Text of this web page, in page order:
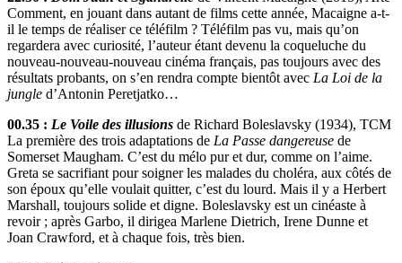
Comment, en jouant dans autant de films cette année, Macaigne a-t-
il le temps de réaliser ce téléfilm ? Téléfilm pas vu, mais qu’on
regardera avec curiosité, l’auteur étant devenu la coqueluche du
nouveau-nouveau-nouveau cinéma français, pas toujours avec des
résultats probants, on s’en rendra compte bientôt avec La Loi de la
jungle d’Antonin Peretjatko…
00.35 : Le Voile des illusions de Richard Boleslavsky (1934), TCM
La première des trois adaptations de La Passe dangereuse de
Somerset Maugham. C’est du mélo pur et dur, comme on l’aime.
Greta se sacrifiant pour soigner les malades du choléra, aux côtés de
son époux qu’elle voulait quitter, c’est du lourd. Mais il y a Herbert
Marshall, toujours solide et digne. Boleslavsky est un cinéaste à
revoir ; après Garbo, il dirigea Marlene Dietrich, Irene Dunne et
Joan Crawford, et à chaque fois, très bien.